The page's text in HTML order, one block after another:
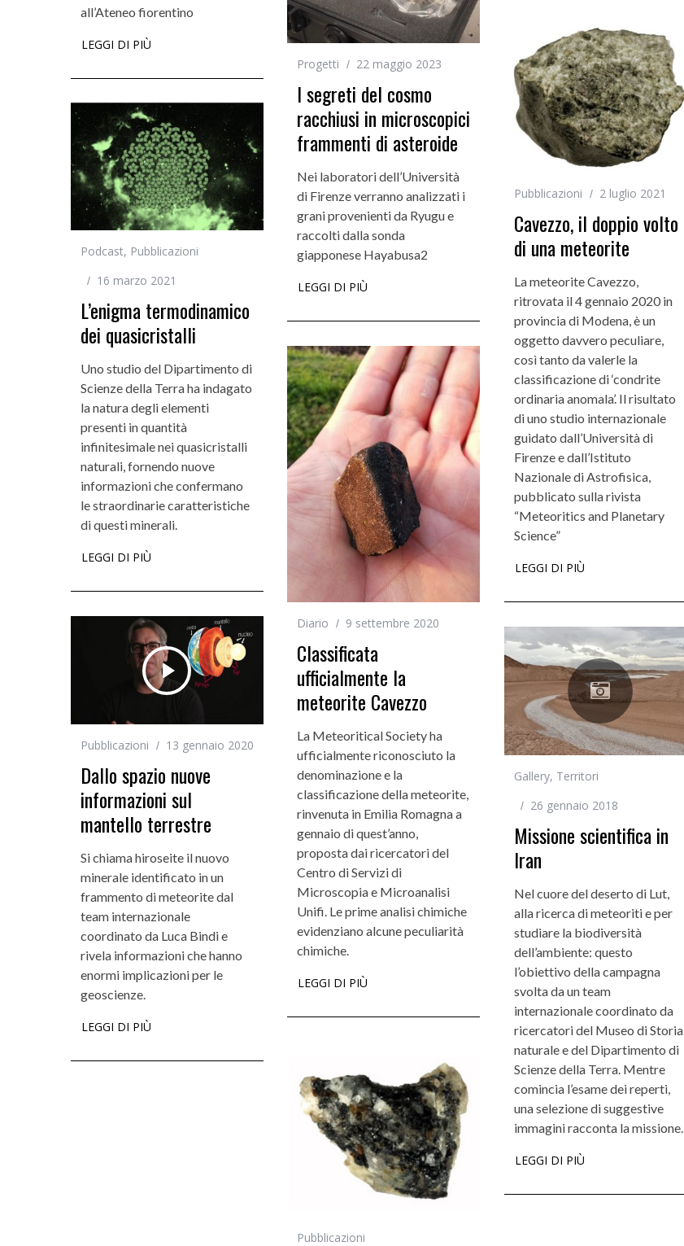
all’Ateneo fiorentino
LEGGI DI PIÙ
Progetti 22 maggio 2023
I segreti del cosmo
racchiusi in microscopici
frammenti di asteroide
Nei laboratori dell’Università
di Firenze verranno analizzati i
grani provenienti da Ryugu e
raccolti dalla sonda
giapponese Hayabusa2
LEGGI DI PIÙ
Pubblicazioni 2 luglio 2021
Cavezzo, il doppio volto
di una meteorite
La meteorite Cavezzo,
ritrovata il 4 gennaio 2020 in
provincia di Modena, è un
oggetto davvero peculiare,
così tanto da valerle la
classificazione di ‘condrite
ordinaria anomala’. Il risultato
di uno studio internazionale
guidato dall’Università di
Firenze e dall’Istituto
Nazionale di Astrofisica,
pubblicato sulla rivista
“Meteoritics and Planetary
Science”
LEGGI DI PIÙ
Podcast, Pubblicazioni
16 marzo 2021
L’enigma termodinamico
dei quasicristalli
Uno studio del Dipartimento di
Scienze della Terra ha indagato
la natura degli elementi
presenti in quantità
infinitesimale nei quasicristalli
naturali, fornendo nuove
informazioni che confermano
le straordinarie caratteristiche
di questi minerali.
LEGGI DI PIÙ
Diario 9 settembre 2020
Classificata
ufficialmente la
meteorite Cavezzo
La Meteoritical Society ha
ufficialmente riconosciuto la
denominazione e la
classificazione della meteorite,
rinvenuta in Emilia Romagna a
gennaio di quest’anno,
proposta dai ricercatori del
Centro di Servizi di
Microscopia e Microanalisi
Unifi. Le prime analisi chimiche
evidenziano alcune peculiarità
chimiche.
LEGGI DI PIÙ
Pubblicazioni 13 gennaio 2020
Dallo spazio nuove
informazioni sul
mantello terrestre
Si chiama hiroseite il nuovo
minerale identificato in un
frammento di meteorite dal
team internazionale
coordinato da Luca Bindi e
rivela informazioni che hanno
enormi implicazioni per le
geoscienze.
LEGGI DI PIÙ
Gallery, Territori
26 gennaio 2018
Missione scientifica in
Iran
Nel cuore del deserto di Lut,
alla ricerca di meteoriti e per
studiare la biodiversità
dell’ambiente: questo
l’obiettivo della campagna
svolta da un team
internazionale coordinato da
ricercatori del Museo di Storia
naturale e del Dipartimento di
Scienze della Terra. Mentre
comincia l’esame dei reperti,
una selezione di suggestive
immagini racconta la missione.
LEGGI DI PIÙ
Pubblicazioni